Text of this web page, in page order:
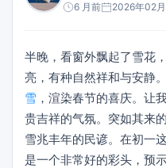
6 月前 2026年02
半晚，看窗外飘起了雪花
亮，有种自然祥和与安静
雪 ，渲染春节的喜庆。让
贵吉祥的气氛。突如其来
雪兆丰年的民谚。在初一
是一个非常好的彩头，预